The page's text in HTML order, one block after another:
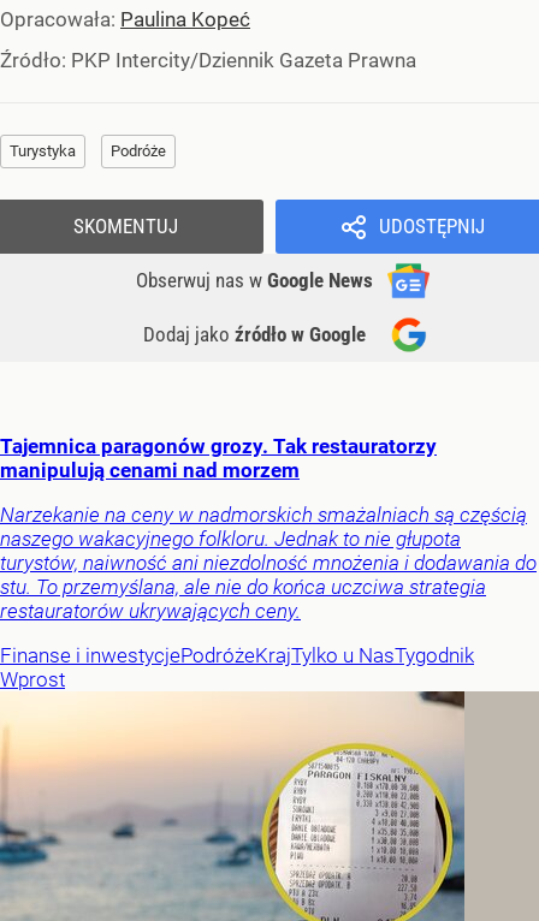
Opracowała: Paulina Kopeć
Źródło: PKP Intercity/Dziennik Gazeta Prawna
Turystyka Podróże
UDOSTĘPNIJ
Obserwuj nas w Google News
Dodaj jako źródło w Google
SKOMENTUJ
Tajemnica paragonów grozy. Tak restauratorzy
manipulują cenami nad morzem
Narzekanie na ceny w nadmorskich smażalniach są częścią
naszego wakacyjnego folkloru. Jednak to nie głupota
turystów, naiwność ani niezdolność mnożenia i dodawania do
stu. To przemyślana, ale nie do końca uczciwa strategia
restauratorów ukrywających ceny.
Finanse i inwestycjePodróżeKrajTylko u NasTygodnik
Wprost